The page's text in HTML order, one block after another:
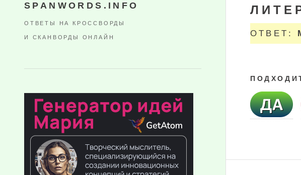
ОТВЕТ:
SPANWORDS.INFO
ОТВЕТЫ НА КРОССВОРДЫ
И СКАНВОРДЫ ОНЛАЙН